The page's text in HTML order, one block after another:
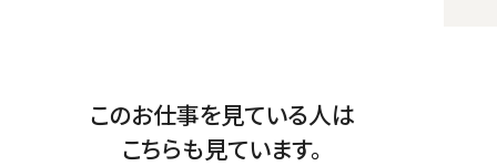
このお仕事を見ている人は
こちらも見ています。